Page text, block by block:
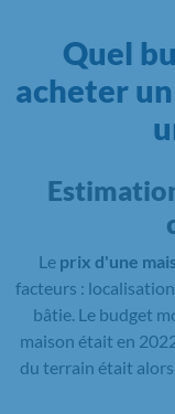
Quel
acheter
Le prix d'une
facteurs :
bâtie. Le budget
maison était en
du terrain était alors